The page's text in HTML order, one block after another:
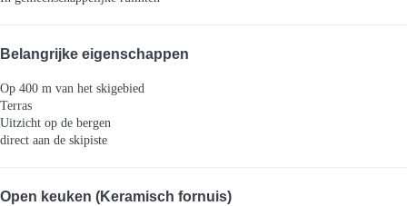
Belangrijke eigenschappen
Op 400 m van het skigebied
Terras
Uitzicht op de bergen
direct aan de skipiste
Open keuken (Keramisch fornuis)